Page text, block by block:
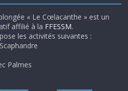
« Le Cœlacanthe » est un
affilié à la FFESSM.
les activités suivantes :
Palmes